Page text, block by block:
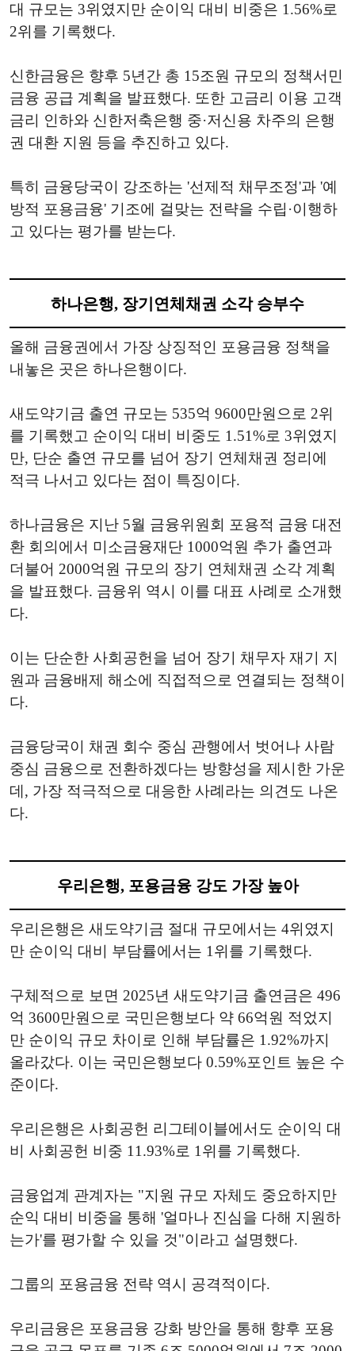
대 규모는 3위였지만 순이익 대비 비중은 1.56%로
2위를 기록했다.
신한금융은 향후 5년간 총 15조원 규모의 정책서민
금융 공급 계획을 발표했다. 또한 고금리 이용 고객
금리 인하와 신한저축은행 중·저신용 차주의 은행
권 대환 지원 등을 추진하고 있다.
특히 금융당국이 강조하는 '선제적 채무조정'과 '예
방적 포용금융' 기조에 걸맞는 전략을 수립·이행하
고 있다는 평가를 받는다.
하나은행, 장기연체채권 소각 승부수
올해 금융권에서 가장 상징적인 포용금융 정책을
내놓은 곳은 하나은행이다.
새도약기금 출연 규모는 535억 9600만원으로 2위
를 기록했고 순이익 대비 비중도 1.51%로 3위였지
만, 단순 출연 규모를 넘어 장기 연체채권 정리에
적극 나서고 있다는 점이 특징이다.
하나금융은 지난 5월 금융위원회 포용적 금융 대전
환 회의에서 미소금융재단 1000억원 추가 출연과
더불어 2000억원 규모의 장기 연체채권 소각 계획
을 발표했다. 금융위 역시 이를 대표 사례로 소개했
다.
이는 단순한 사회공헌을 넘어 장기 채무자 재기 지
원과 금융배제 해소에 직접적으로 연결되는 정책이
다.
금융당국이 채권 회수 중심 관행에서 벗어나 사람
중심 금융으로 전환하겠다는 방향성을 제시한 가운
데, 가장 적극적으로 대응한 사례라는 의견도 나온
다.
우리은행, 포용금융 강도 가장 높아
우리은행은 새도약기금 절대 규모에서는 4위였지
만 순이익 대비 부담률에서는 1위를 기록했다.
구체적으로 보면 2025년 새도약기금 출연금은 496
억 3600만원으로 국민은행보다 약 66억원 적었지
만 순이익 규모 차이로 인해 부담률은 1.92%까지
올라갔다. 이는 국민은행보다 0.59%포인트 높은 수
준이다.
우리은행은 사회공헌 리그테이블에서도 순이익 대
비 사회공헌 비중 11.93%로 1위를 기록했다.
금융업계 관계자는 "지원 규모 자체도 중요하지만
순익 대비 비중을 통해 '얼마나 진심을 다해 지원하
는가'를 평가할 수 있을 것"이라고 설명했다.
그룹의 포용금융 전략 역시 공격적이다.
우리금융은 포용금융 강화 방안을 통해 향후 포용